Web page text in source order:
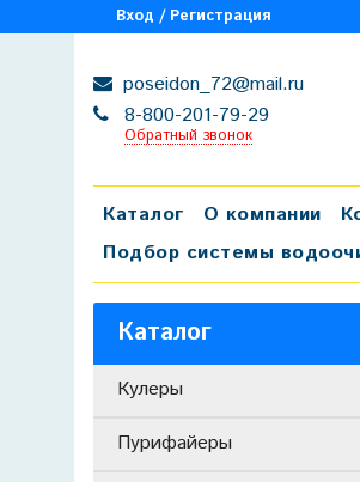
Вход / Регистрация
poseidon_72@mail.ru
8-800-201-79-29
Обратный звонок
Каталог О компании
Подбор системы
Каталог
Кулеры
Пурифайеры